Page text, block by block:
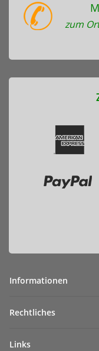
zum
Informationen
Rechtliches
Links